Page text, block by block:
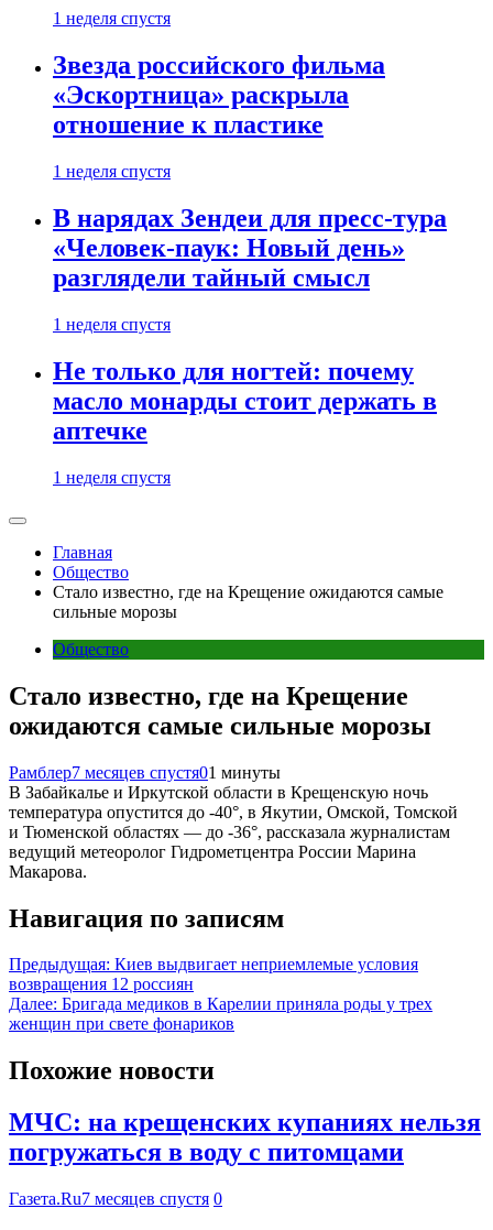
1 неделя спустя
Звезда российского фильма
«Эскортница» раскрыла
отношение к пластике
1 неделя спустя
В нарядах Зендеи для пресс-тура
«Человек-паук: Новый день»
разглядели тайный смысл
1 неделя спустя
Не только для ногтей: почему
масло монарды стоит держать в
аптечке
1 неделя спустя
Главная
Общество
Стало известно, где на Крещение ожидаются самые
сильные морозы
Общество
Стало известно, где на Крещение
ожидаются самые сильные морозы
Рамблер7 месяцев спустя01 минуты
В Забайкалье и Иркутской области в Крещенскую ночь
температура опустится до -40°, в Якутии, Омской, Томской
и Тюменской областях — до -36°, рассказала журналистам
ведущий метеоролог Гидрометцентра России Марина
Макарова.
Навигация по записям
Предыдущая: Киев выдвигает неприемлемые условия
возвращения 12 россиян
Далее: Бригада медиков в Карелии приняла роды у трех
женщин при свете фонариков
Похожие новости
МЧС: на крещенских купаниях нельзя
погружаться в воду с питомцами
Газета.Ru7 месяцев спустя 0